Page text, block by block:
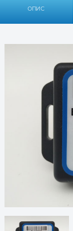
ОПИС
Частотный
диапазон, ГГц
Протокол
Модуляция
Интервал
отправки
Встроенная
Выходная